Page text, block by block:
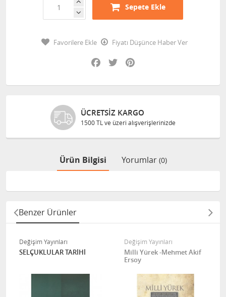
Sepete Ekle
Favorilere Ekle
Fiyatı Düşünce Haber Ver
Facebook
Twitter
alışverişlerinizde
Ürün Bilgisi Yorumlar (0)
Benzer Ürünler
Değişim Yayınları
SELÇUKLULAR TARİHİ
Değişim Yayınları
Milli Yürek -Mehmet Akif
Ersoy